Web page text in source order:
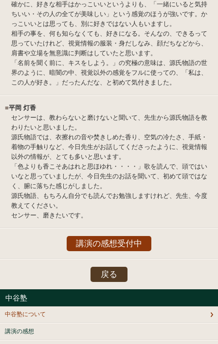
確かに、好きな相手はかっこいいというよりも、「一緒にいると気持
ちいい・その人の全てが美味しい」という感覚のほうが強いです。か
っこいいとは思っても、別に好きではない人もいますし。
相手の事を、何も知らなくても、好きになる。そんなの、できるって
思っていたけれど、視覚情報の服装・身だしなみ、顔だちなどから、
肩書や立場を無意識に判断はしていたと思います。
「名前を聞く前に、キスをしよう。」の究極の意味は、源氏物語の世
界のように、暗闇の中、視覚以外の感覚をフルに使っての、「私は、
この人が好き。」だったんだな、と初めて気付きました。
■平岡 灯香
センサーは、教わらないと磨けないと聞いて、先生から源氏物語を教
わりたいと思いました。
源氏物語では、衣擦れの音や焚きしめた香り、空気の冷たさ、手紙・
着物の手触りなど、今日先生がお話してくださったように、視覚情報
以外の情報が、とても多いと思います。
「色よりも香こそあはれと思ほゆれ・・・・」歌を読んで、頭ではい
いなと思っていましたが、今日先生のお話を聞いて、初めて頭ではな
く、腑に落ちた感じがしました。
源氏物語、もちろん自分でも読んでお勉強しますけれど、先生、今度
教えてください。
センサー、磨きたいです。
講演の感想受付中
戻る
中谷塾
中谷塾について
講演の感想